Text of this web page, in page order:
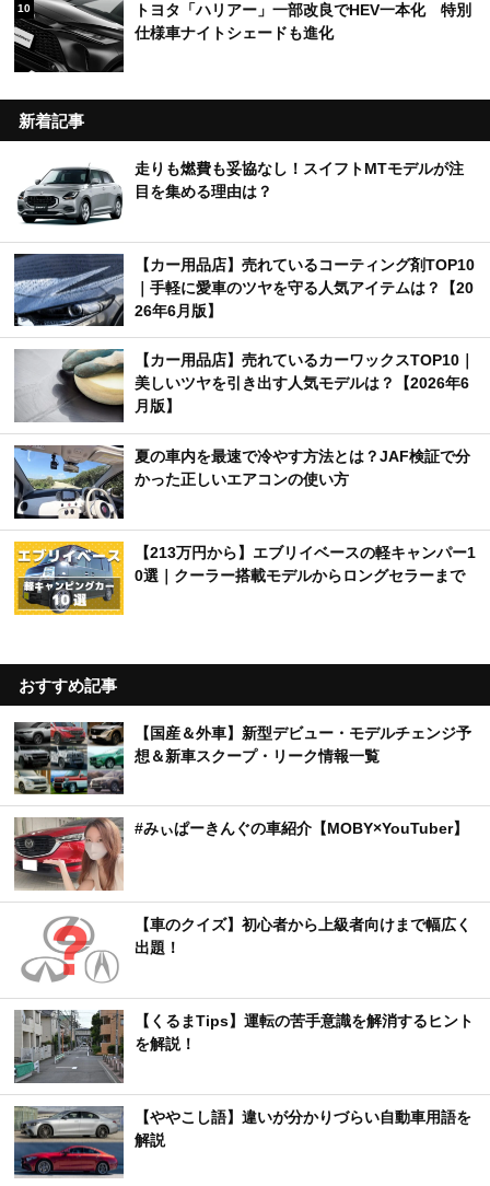
10
トヨタ「ハリアー」一部改良でHEV一本化 特別
仕様車ナイトシェードも進化
新着記事
走りも燃費も妥協なし！スイフトMTモデルが注
目を集める理由は？
【カー用品店】売れているコーティング剤TOP10
｜手軽に愛車のツヤを守る人気アイテムは？【20
26年6月版】
【カー用品店】売れているカーワックスTOP10｜
美しいツヤを引き出す人気モデルは？【2026年6
月版】
夏の車内を最速で冷やす方法とは？JAF検証で分
かった正しいエアコンの使い方
【213万円から】エブリイベースの軽キャンパー1
0選｜クーラー搭載モデルからロングセラーまで
おすすめ記事
【国産＆外車】新型デビュー・モデルチェンジ予
想＆新車スクープ・リーク情報一覧
#みぃぱーきんぐの車紹介【MOBY×YouTuber】
【車のクイズ】初心者から上級者向けまで幅広く
出題！
【くるまTips】運転の苦手意識を解消するヒント
を解説！
【ややこし語】違いが分かりづらい自動車用語を
解説